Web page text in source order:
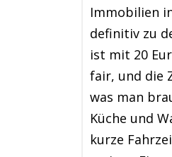
Immobilien
definitiv zu
ist mit 20
fair, und die
was man
Küche und
kurze